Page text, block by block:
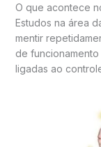
O que acontece
Estudos na área
mentir
de
ligadas ao